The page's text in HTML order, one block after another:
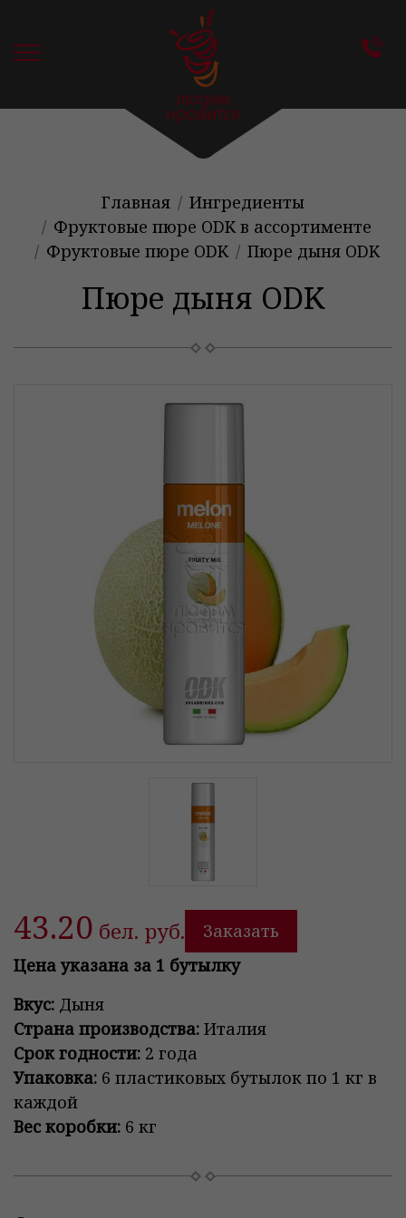
Главная
Ингредиенты
Фруктовые пюре ODK в ассортименте
Фруктовые пюре ODK
Пюре дыня ODK
Пюре дыня ODK
43.20 бел. руб.
Заказать
Цена указана за 1 бутылку
Вкус: Дыня
Страна производства: Италия
Срок годности: 2 года
Упаковка: 6 пластиковых бутылок по 1 кг в
каждой
Вес коробки: 6 кг